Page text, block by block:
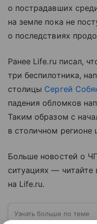
о пострадавших
на земле пока не
о последствиях
Ранее Life.ru писал,
три беспилотника,
столицы Сергей
падения обломков
Таким образом с
в столичном
Больше новостей о
ситуациях — читайте
на Life.ru.
Узнать больше по теме